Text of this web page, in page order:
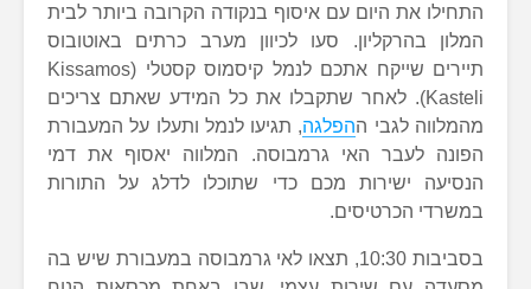
התחילו את היום עם איסוף בנקודה הקרובה ביותר לבית
המלון בהרקליון. סעו לכיוון מערב כרתים באוטובוס
תיירים שייקח אתכם לנמל קיסמוס קסטלי (Kissamos
Kasteli). לאחר שתקבלו את כל המידע שאתם צריכים
מהמלווה לגבי ההפלגה, תגיעו לנמל ותעלו על המעבורת
הפונה לעבר האי גרמבוסה. המלווה יאסוף את דמי
הנסיעה ישירות מכם כדי שתוכלו לדלג על התורות
במשרדי הכרטיסים.
בסביבות 10:30, תצאו לאי גרמבוסה במעבורת שיש בה